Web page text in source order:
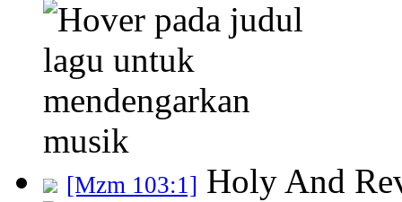
[Mzm 103:1] Holy And